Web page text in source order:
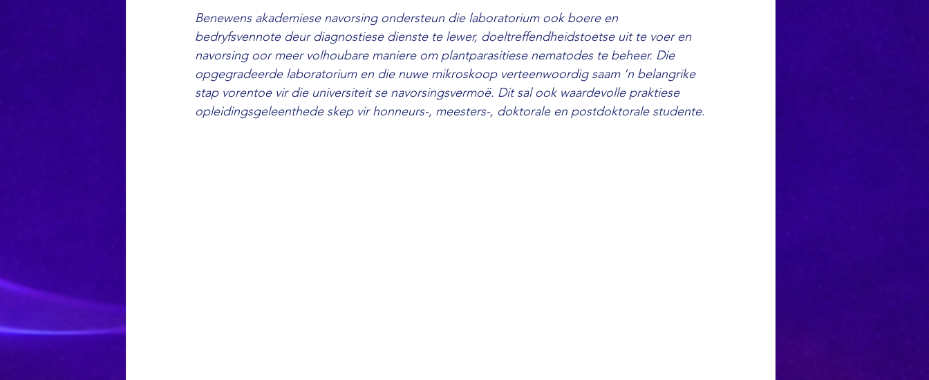
Benewens akademiese navorsing ondersteun die laboratorium ook boere en
bedryfsvennote deur diagnostiese dienste te lewer, doeltreffendheidstoetse uit te voer en
navorsing oor meer volhoubare maniere om plantparasitiese nematodes te beheer. Die
opgegradeerde laboratorium en die nuwe mikroskoop verteenwoordig saam 'n belangrike
stap vorentoe vir die universiteit se navorsingsvermoë. Dit sal ook waardevolle praktiese
opleidingsgeleenthede skep vir honneurs-, meesters-, doktorale en postdoktorale studente.